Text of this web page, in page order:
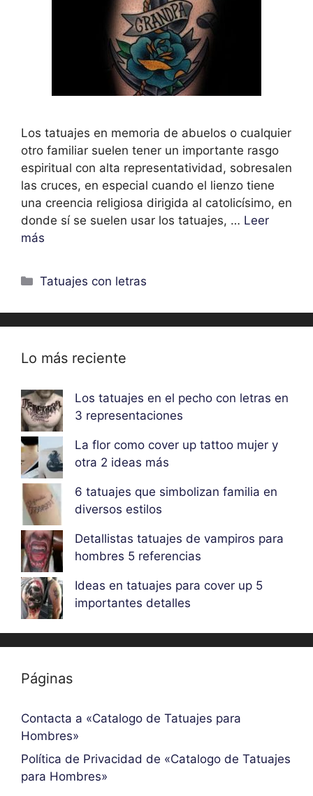
Los tatuajes en memoria de abuelos o cualquier
otro familiar suelen tener un importante rasgo
espiritual con alta representatividad, sobresalen
las cruces, en especial cuando el lienzo tiene
una creencia religiosa dirigida al catolicísimo, en
donde sí se suelen usar los tatuajes, … Leer
más
Categorías
Tatuajes con letras
Lo más reciente
Los tatuajes en el pecho con letras en
3 representaciones
La flor como cover up tattoo mujer y
otra 2 ideas más
6 tatuajes que simbolizan familia en
diversos estilos
Detallistas tatuajes de vampiros para
hombres 5 referencias
Ideas en tatuajes para cover up 5
importantes detalles
Páginas
Contacta a «Catalogo de Tatuajes para
Hombres»
Política de Privacidad de «Catalogo de Tatuajes
para Hombres»